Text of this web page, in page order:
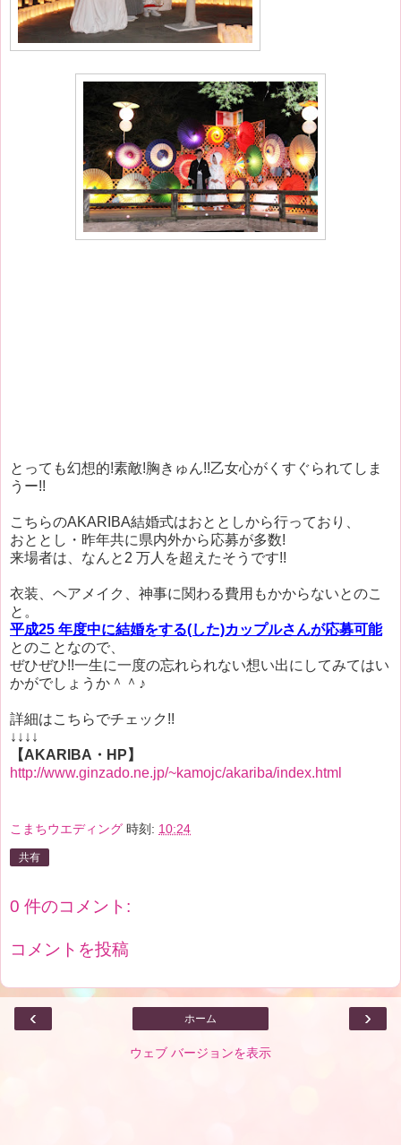
とっても幻想的!素敵!胸きゅん!!乙女心がくすぐられてしま
うー!!
こちらのAKARIBA結婚式はおととしから行っており、
おととし・昨年共に県内外から応募が多数!
来場者は、なんと2 万人を超えたそうです!!
衣装、ヘアメイク、神事に関わる費用もかからないとのこ
と。
平成25 年度中に結婚をする(した)カップルさんが応募可能
とのことなので、
ぜひぜひ!!一生に一度の忘れられない想い出にしてみてはい
かがでしょうか＾＾♪
詳細はこちらでチェック!!
↓↓↓↓
【AKARIBA・HP】
http://www.ginzado.ne.jp/~kamojc/akariba/index.html
こまちウエディング 時刻: 10:24
共有
0 件のコメント:
コメントを投稿
‹ ›
ホーム
ウェブ バージョンを表示